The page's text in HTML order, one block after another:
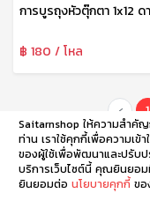
การบูรถุงหัวตุ๊กตา 1x12 ด
฿ 180 / โหล
‹ 1
Saitarnshop ให้ความสำ
ท่าน เราใช้คุกกี้เพื่อความเข้
ของผู้ใช้เพื่อพัฒนาและปรับป
บริการเว็บไซต์นี้ คุณยินยอม
ยินยอมต่อ นโยบายคุกกี้ ขอ